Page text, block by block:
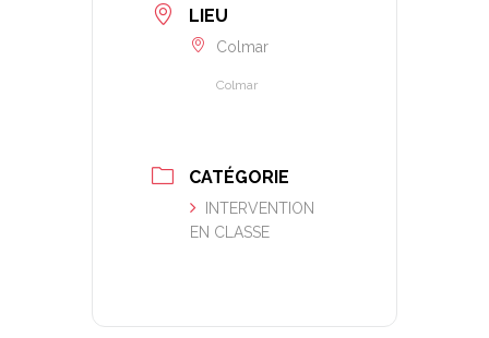
LIEU
Colmar
Colmar
CATÉGORIE
INTERVENTION
EN CLASSE